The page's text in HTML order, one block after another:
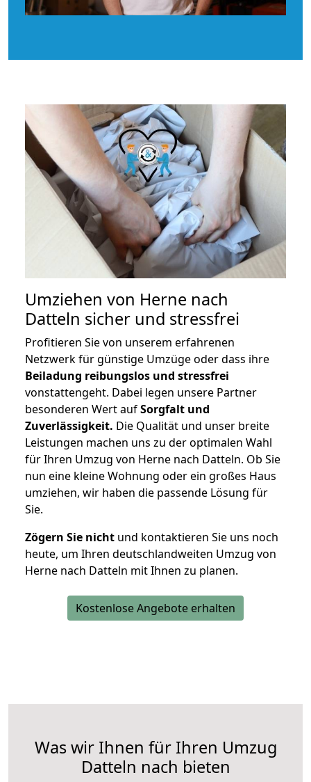
Umziehen von Herne nach
Datteln sicher und stressfrei
Profitieren Sie von unserem erfahrenen
Netzwerk für günstige Umzüge oder dass ihre
Beiladung reibungslos und stressfrei
vonstattengeht. Dabei legen unsere Partner
besonderen Wert aufSorgfalt und
Zuverlässigkeit. Die Qualität und unser breite
Leistungen machen uns zu der optimalen Wahl
für Ihren Umzug von Herne nach Datteln. Ob Sie
nun eine kleine Wohnung oder ein großes Haus
umziehen, wir haben die passende Lösung für
Sie.
Zögern Sie nicht und kontaktieren Sie uns noch
heute, um Ihren deutschlandweiten Umzug von
Herne nach Datteln mit Ihnen zu planen.
Kostenlose Angebote erhalten
Was wir Ihnen für Ihren Umzug
Datteln nach bieten